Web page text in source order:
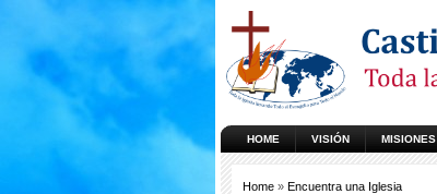
HOME VISIÓN MISIONES
Home » Encuentra una Iglesia